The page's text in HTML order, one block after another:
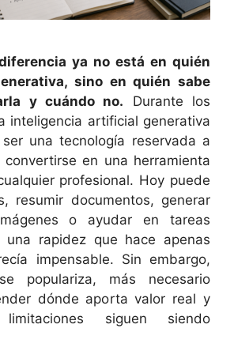
ya no está en quién
sino en quién sabe
y cuándo no. Durante los
inteligencia artificial generativa
una tecnología reservada a
convertirse en una herramienta
profesional. Hoy puede
resumir documentos, generar
o ayudar en tareas
una rapidez que hace apenas
impensable. Sin embargo,
populariza, más necesario
dónde aporta valor real y
siguen siendo